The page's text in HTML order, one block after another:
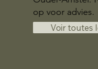
op voor advies.
Voir toutes